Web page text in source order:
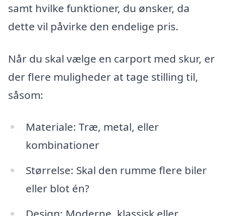
samt hvilke funktioner, du ønsker, da
dette vil påvirke den endelige pris.
Når du skal vælge en carport med skur, er
der flere muligheder at tage stilling til,
såsom:
Materiale: Træ, metal, eller
kombinationer
Størrelse: Skal den rumme flere biler
eller blot én?